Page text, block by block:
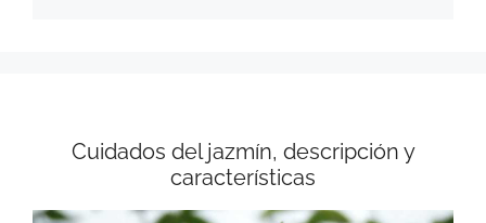
Cuidados del jazmín, descripción y
características